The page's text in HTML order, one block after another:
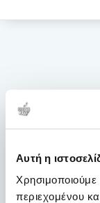
Αυτή η
Χρησιμοποιούμε
περιεχομένου